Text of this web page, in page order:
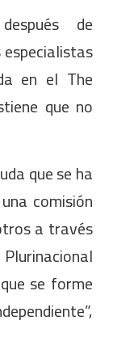
de
en el The
que no
que se ha
comisión
a través
se forme